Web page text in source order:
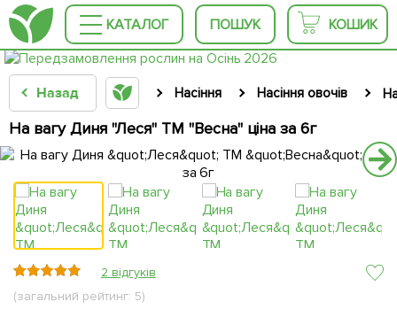
КАТАЛОГ ПОШУК КОШИК
Назад Насіння Насіння овочів
На вагу Диня "Леся" ТМ "Весна" ціна за 6г
2 відгуків
(загальний рейтинг: 5)